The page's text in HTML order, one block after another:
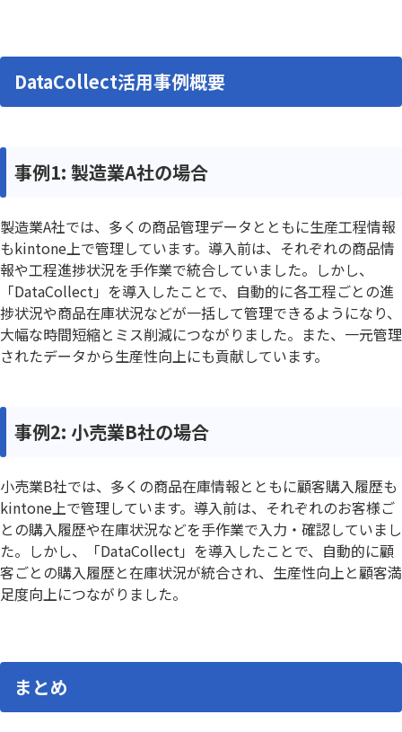
DataCollect活用事例概要
事例1: 製造業A社の場合
製造業A社では、多くの商品管理データとともに生産工程情報
もkintone上で管理しています。導入前は、それぞれの商品情
報や工程進捗状況を手作業で統合していました。しかし、
「DataCollect」を導入したことで、自動的に各工程ごとの進
捗状況や商品在庫状況などが一括して管理できるようになり、
大幅な時間短縮とミス削減につながりました。また、一元管理
されたデータから生産性向上にも貢献しています。
事例2: 小売業B社の場合
小売業B社では、多くの商品在庫情報とともに顧客購入履歴も
kintone上で管理しています。導入前は、それぞれのお客様ご
との購入履歴や在庫状況などを手作業で入力・確認していまし
た。しかし、「DataCollect」を導入したことで、自動的に顧
客ごとの購入履歴と在庫状況が統合され、生産性向上と顧客満
足度向上につながりました。
まとめ